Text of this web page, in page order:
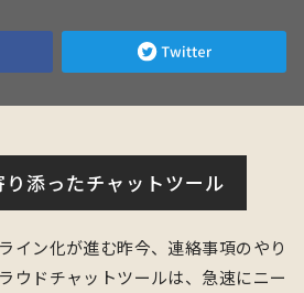
添ったチャットツール
イン化が進む昨今、連絡事項のやり
ウドチャットツールは、急速にニー